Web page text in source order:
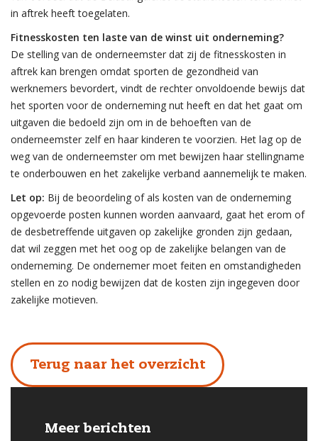
in aftrek heeft toegelaten.
Fitnesskosten ten laste van de winst uit onderneming?
De stelling van de onderneemster dat zij de fitnesskosten in
aftrek kan brengen omdat sporten de gezondheid van
werknemers bevordert, vindt de rechter onvoldoende bewijs dat
het sporten voor de onderneming nut heeft en dat het gaat om
uitgaven die bedoeld zijn om in de behoeften van de
onderneemster zelf en haar kinderen te voorzien. Het lag op de
weg van de onderneemster om met bewijzen haar stellingname
te onderbouwen en het zakelijke verband aannemelijk te maken.
Let op: Bij de beoordeling of als kosten van de onderneming
opgevoerde posten kunnen worden aanvaard, gaat het erom of
de desbetreffende uitgaven op zakelijke gronden zijn gedaan,
dat wil zeggen met het oog op de zakelijke belangen van de
onderneming. De ondernemer moet feiten en omstandigheden
stellen en zo nodig bewijzen dat de kosten zijn ingegeven door
zakelijke motieven.
Terug naar het overzicht
Meer berichten